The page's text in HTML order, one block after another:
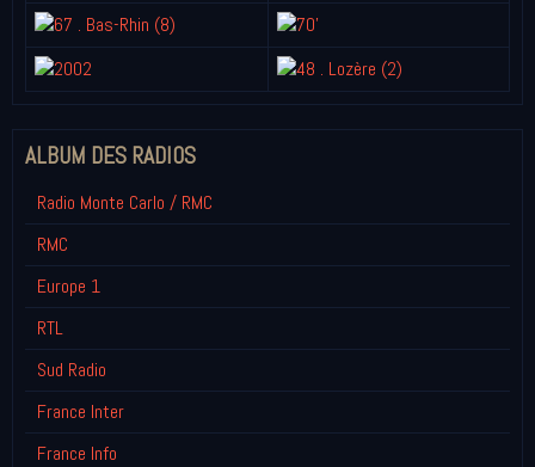
ALBUM DES RADIOS
Radio Monte Carlo / RMC
RMC
Europe 1
RTL
Sud Radio
France Inter
France Info